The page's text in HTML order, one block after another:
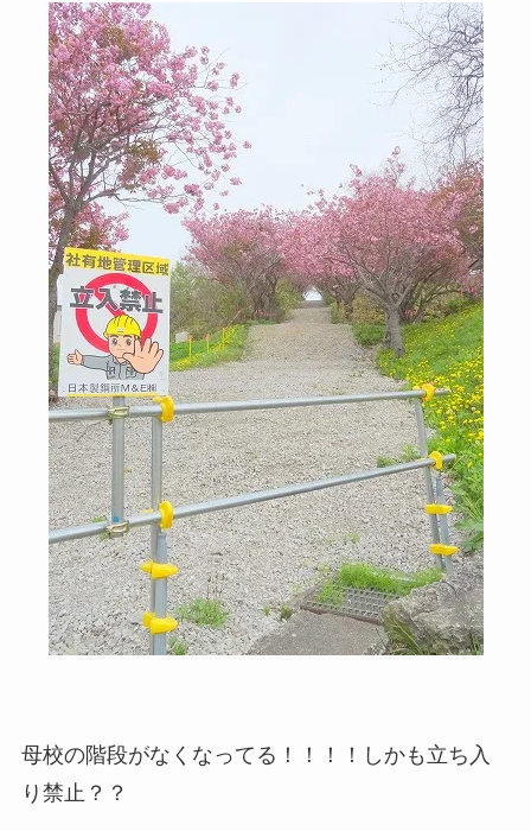
母校の階段がなくなってる！！！！しかも立ち入
り禁止？？